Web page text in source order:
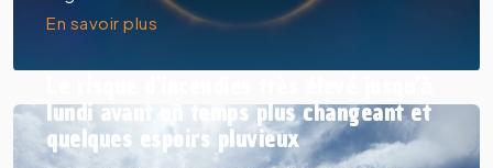
En savoir plus
lundi avant un temps plus changeant et
quelques espoirs pluvieux